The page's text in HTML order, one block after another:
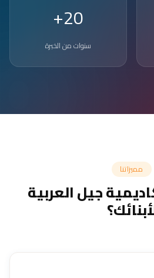
20+
سنوات من الخبرة
مميزاتنا
جيل العربية